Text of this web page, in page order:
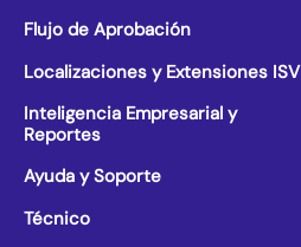
Flujo de Aprobación
Localizaciones y Extensiones ISV
Inteligencia Empresarial y
Reportes
Ayuda y Soporte
Técnico